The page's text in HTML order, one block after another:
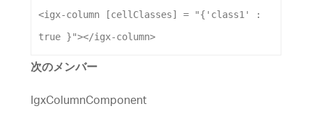
<igx-column [cellClasses] =
"{'class1' :
true }"></igx-column>
次のメンバー
IgxColumnComponent